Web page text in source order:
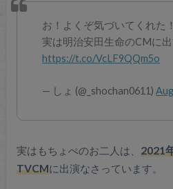
お！よくぞ気づいてくれた！
実は明治安田生命のCMに
https://t.co/VcLF9QQm5o
— しょ (@_shochan0611)
実はもちょぺのお二人は、 2021
TVCMに出演なさっています。